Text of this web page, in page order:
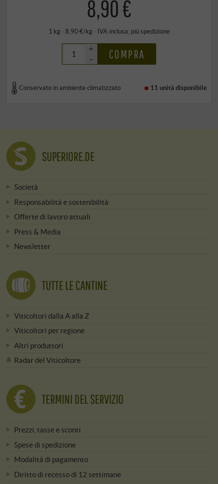
8,90 €
1 kg · 8,90 €/kg· IVA inclusa , più spedizione
+
–
COMPRA
Conservato in ambiente climatizzato 11 unità disponibile
SUPERIORE.DE
Società
Responsabilità e sostenibilità
Offerte di lavoro attuali
Press & Media
Newsletter
TUTTE LE CANTINE
Viticoltori dalla A alla Z
Viticoltori per regione
Altri produttori
Radar del Viticoltore
TERMINI DEL SERVIZIO
Prezzi, tasse e sconti
Spese di spedizione
Modalitá di pagamento
Diritto di recesso di 12 settimane